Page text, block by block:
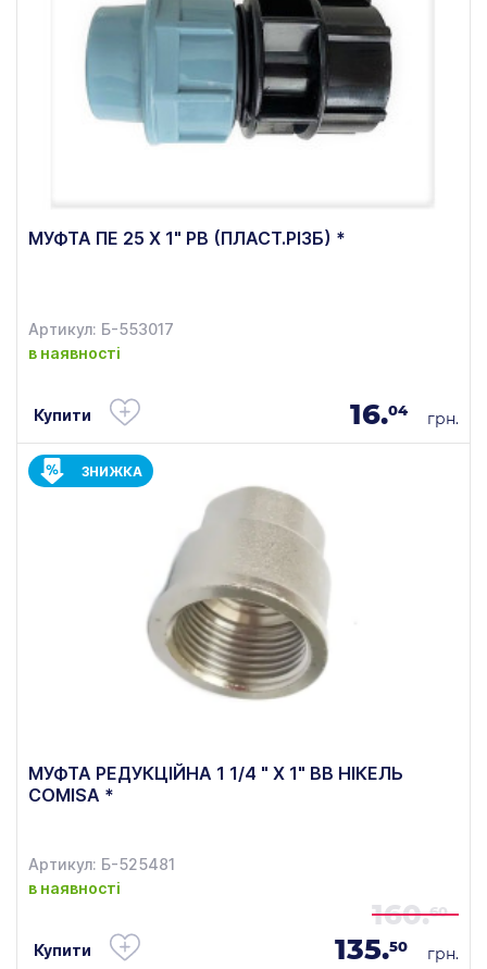
МУФТА ПЕ 25 Х 1" РВ (ПЛАСТ.РІЗБ) *
Артикул: Б-553017
в наявності
Купити 16.04 грн.
ЗНИЖКА
МУФТА РЕДУКЦІЙНА 1 1/4 " Х 1" ВВ НІКЕЛЬ
COMISA *
Артикул: Б-525481
в наявності
160.60
Купити 135.50 грн.